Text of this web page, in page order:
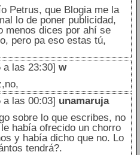
Petrus, que Blogia me la
lo de poner publicidad,
menos dices por ahí se
pero pa eso estas tú,
a las 23:30] w
a las 00:03] unamaruja
sobre lo que escribes, no
había ofrecido un chorro
y había dicho que no. Lo
tendrá?.